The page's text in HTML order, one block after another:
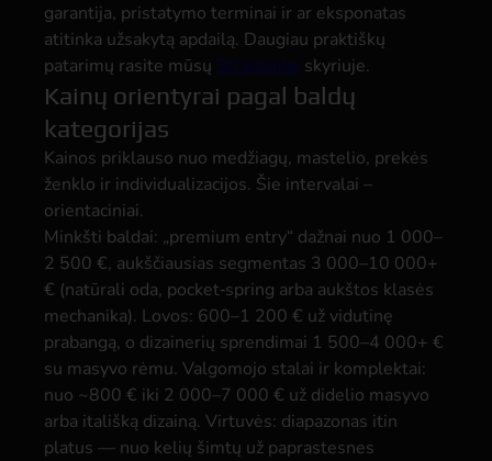
garantija, pristatymo terminai ir ar eksponatas
atitinka užsakytą apdailą. Daugiau praktiškų
patarimų rasite mūsų Straipsniai skyriuje.
Kainų orientyrai pagal baldų
kategorijas
Kainos priklauso nuo medžiagų, mastelio, prekės
ženklo ir individualizacijos. Šie intervalai –
orientaciniai.
Minkšti baldai: „premium entry“ dažnai nuo 1 000–
2 500 €, aukščiausias segmentas 3 000–10 000+
€ (natūrali oda, pocket‑spring arba aukštos klasės
mechanika). Lovos: 600–1 200 € už vidutinę
prabangą, o dizainerių sprendimai 1 500–4 000+ €
su masyvo rėmu. Valgomojo stalai ir komplektai:
nuo ~800 € iki 2 000–7 000 € už didelio masyvo
arba itališką dizainą. Virtuvės: diapazonas itin
platus — nuo kelių šimtų už paprastesnes